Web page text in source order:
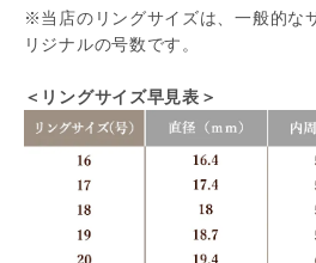
※当店のリングサイズは、一般的な
リジナルの号数です。
＜リングサイズ早見表＞